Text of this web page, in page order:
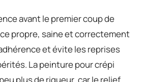
avant le premier coup de
propre, saine et correctement
et évite les reprises
La peinture pour crépi
plus de rigueur, car le relief